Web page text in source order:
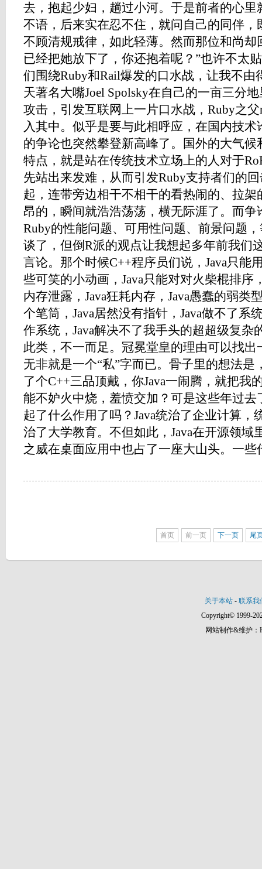
去，抱起少妇，趟过小河。于是前者的心
不语，后来实在忍不住，就问自己的同伴
不顾清规戒律，如此轻薄。然而那位和尚却
已经把她放下了，你还抱着呢？”也许不太
们围绕Ruby和Rail爆发的口水战，让我不由
天著名大嘴Joel Spolsky在自己的一亩三分
攻击，引发互联网上一片口水战，Ruby之
入其中。似乎是要与此相呼应，在国内技
的争论也突然攀登新高峰了。国外的大气
特点，就是站在传统技术立场上的人对于
先站出来发难，从而引发Ruby支持者们的
起，连带旁边相干不相干的看热闹的、拉
昂的，瞬间就浩浩荡荡，横无际涯了。而
Ruby的性能问题、可用性问题、前景问题
谈了，但倒R派的观点让我想起多年前我们
言论。那个时候C++程序员们说，Java只能
些可笑的小动画，Java只能对对火柴棍排序
内存泄露，Java狂耗内存，Java愚蠢的弱类
个笔筒，Java居然没有指针，Java做不了系
作系统，Java解决不了我手头的超超级复杂
此类，不一而足。冠冕堂皇的理由可以找
无非就是一个“私”字而已。骨子里的想法是
了个C++三品顶戴，你Java一闹腾，就把我
能不妒火中烧，羞愤交加？可是这些年过
起了什么作用了吗？Java统治了企业计算，
治了大学教育。不但如此，Java在开源领域
之威在桌面应用中也占了一座大山头。一些
首页 前一页 下一页 尾
关于本站 - 联系我
Copyright© 1999-
网站制作&维护